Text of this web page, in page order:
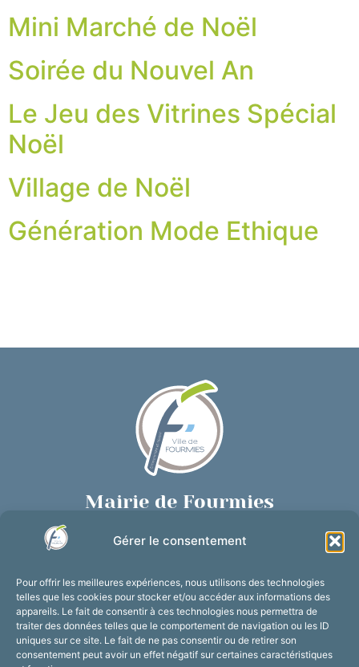
Gérer le consentement
Pour offrir les meilleures expériences, nous utilisons des technologies
telles que les cookies pour stocker et/ou accéder aux informations des
appareils. Le fait de consentir à ces technologies nous permettra de
traiter des données telles que le comportement de navigation ou les ID
uniques sur ce site. Le fait de ne pas consentir ou de retirer son
consentement peut avoir un effet négatif sur certaines caractéristiques
Mini Marché de Noël
Soirée du Nouvel An
Le Jeu des Vitrines Spécial
Noël
Village de Noël
Génération Mode Ethique
Mairie de Fourmies
03 27 59 69 79
Horaires d’ouverture
Du lundi au vendredi :
de 8h30 à 12h et de 13h30 à 17h30
Suivez-nous !